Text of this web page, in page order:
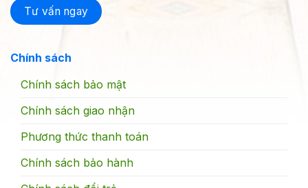
Chính sách
Chính sách bảo mật
Chính sách giao nhận
Phương thức thanh toán
Chính sách bảo hành